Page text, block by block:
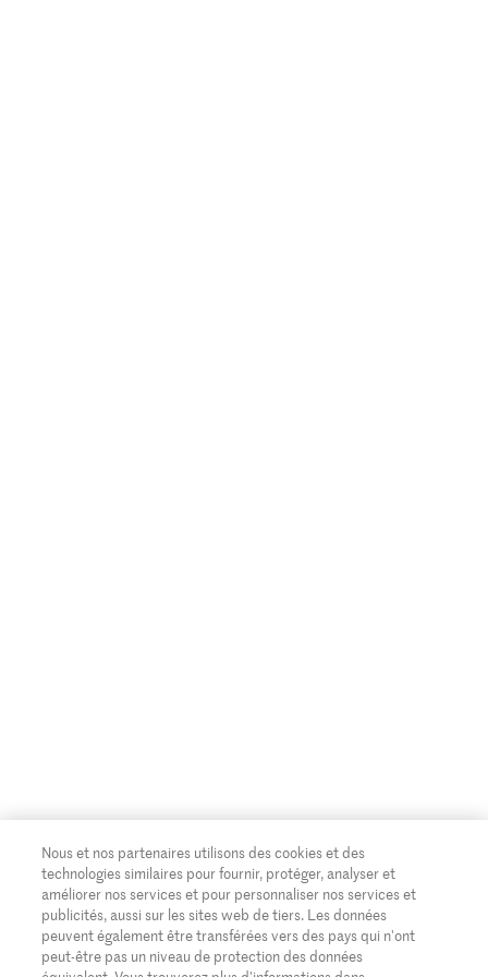
Nous et nos partenaires utilisons des cookies et des
technologies similaires pour fournir, protéger, analyser et
améliorer nos services et pour personnaliser nos services et
publicités, aussi sur les sites web de tiers. Les données
peuvent également être transférées vers des pays qui n'ont
peut-être pas un niveau de protection des données